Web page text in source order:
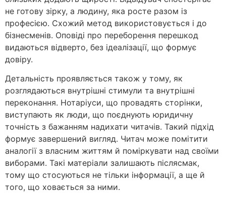
не готову зірку, а людину, яка росте разом із
професією. Схожий метод використовується і до
бізнесменів. Оповіді про переборення перешкод
видаються відверто, без ідеалізації, що формує
довіру.
Детальність проявляється також у тому, як
розглядаються внутрішні стимули та внутрішні
переконання. Нотаріуси, що провадять сторінки,
виступають як люди, що поєднують юридичну
точність з бажанням надихати читачів. Такий підхід
формує завершений вигляд. Читач може помітити
аналогії з власним життям й поміркувати над своїми
виборами. Такі матеріали залишають післясмак,
тому що стосуються не тільки інформації, а ще й
того, що ховається за ними.